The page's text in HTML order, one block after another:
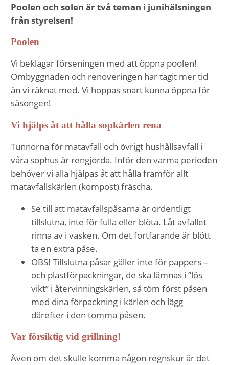
Poolen och solen är två teman i junihälsningen
från styrelsen!
Poolen
Vi beklagar förseningen med att öppna poolen!
Ombyggnaden och renoveringen har tagit mer tid
än vi räknat med. Vi hoppas snart kunna öppna för
säsongen!
Vi hjälps åt att hålla sopkärlen rena
Tunnorna för matavfall och övrigt hushållsavfall i
våra sophus är rengjorda. Inför den varma perioden
behöver vi alla hjälpas åt att hålla framför allt
matavfallskärlen (kompost) fräscha.
Se till att matavfallspåsarna är ordentligt
tillslutna, inte för fulla eller blöta. Låt avfallet
rinna av i vasken. Om det fortfarande är blött
ta en extra påse.
OBS! Tillslutna påsar gäller inte för pappers –
och plastförpackningar, de ska lämnas i ”lös
vikt” i återvinningskärlen, så töm först påsen
med dina förpackning i kärlen och lägg
därefter i den tomma påsen.
Var försiktig vid grillning!
Även om det skulle komma någon regnskur är det